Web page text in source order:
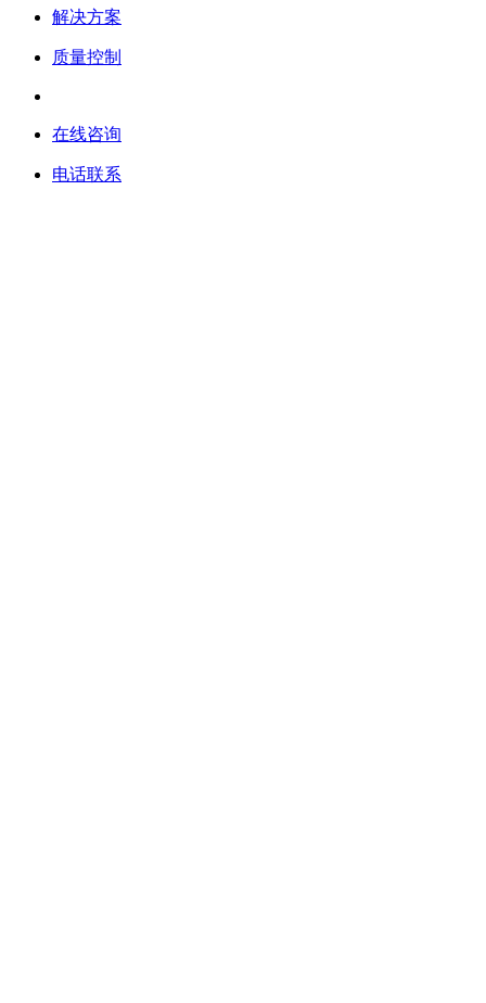
解决方案
质量控制
在线咨询
电话联系